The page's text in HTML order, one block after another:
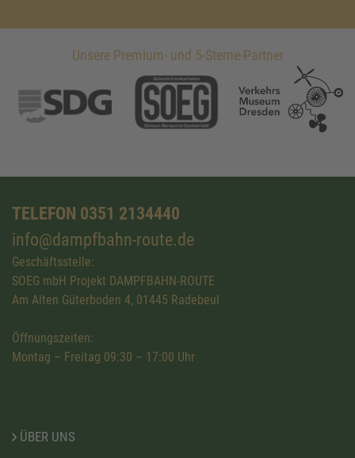
Unsere Premium- und 5-Sterne-Partner
TELEFON 0351 2134440
info@dampfbahn-route.de
Geschäftsstelle:
SOEG mbH Projekt DAMPFBAHN-ROUTE
Am Alten Güterboden 4, 01445 Radebeul
Öffnungszeiten:
Montag – Freitag 09:30 – 17:00 Uhr
ÜBER UNS